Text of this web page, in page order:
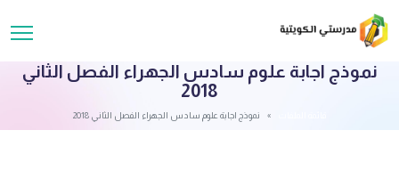
نموذج اجابة علوم سادس الجهراء الفصل الثاني
2018
نموذج اجابة علوم سادس الجهراء الفصل الثاني 2018